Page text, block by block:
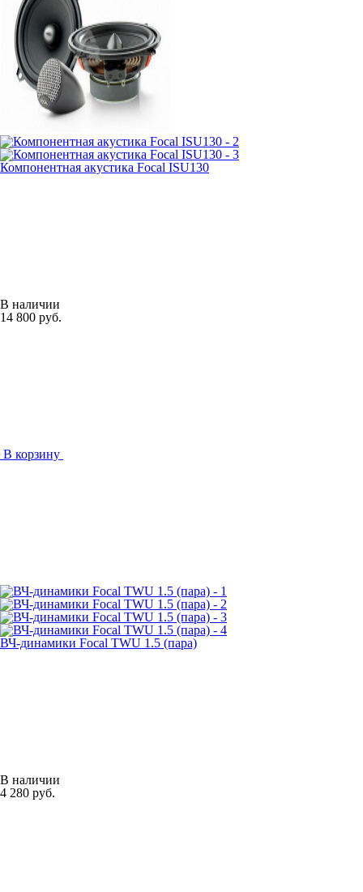
Компонентная акустика Focal ISU130
В наличии
14 800 руб.
В корзину
ВЧ-динамики Focal TWU 1.5 (пара)
В наличии
4 280 руб.